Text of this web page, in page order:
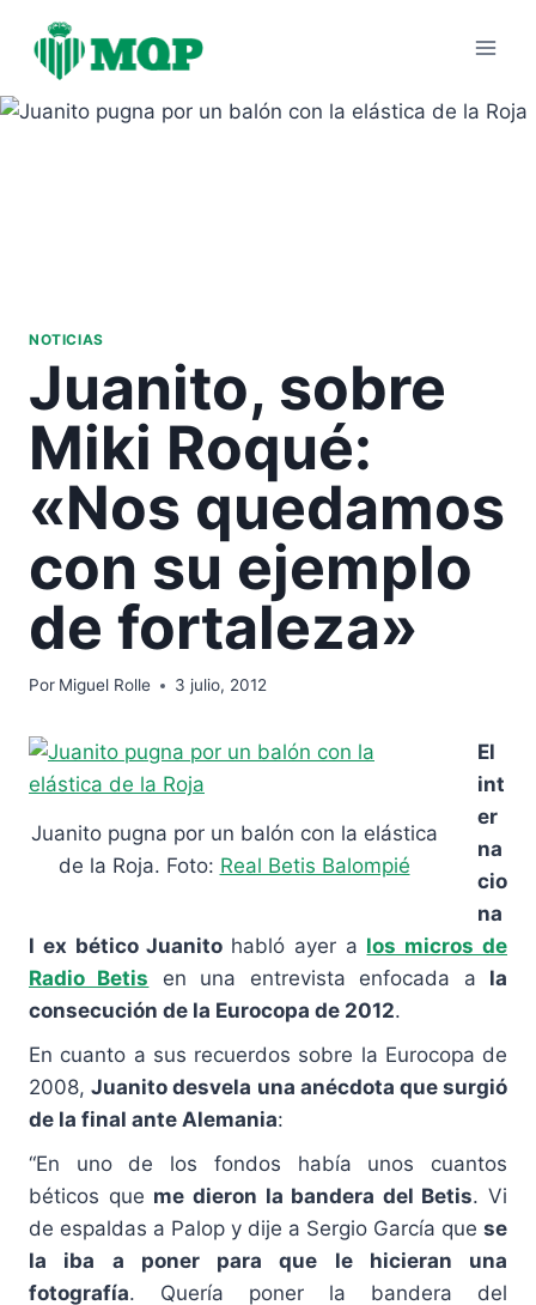
contenido
NOTICIAS
Juanito, sobre
Miki Roqué:
«Nos quedamos
con su ejemplo
de fortaleza»
Por Miguel Rolle 3 julio, 2012
Juanito pugna por un balón con la elástica
de la Roja. Foto: Real Betis Balompié
El
int
er
na
cio
na
l ex bético Juanito habló ayer a los micros de
Radio Betis en una entrevista enfocada a la
consecución de la Eurocopa de 2012.
En cuanto a sus recuerdos sobre la Eurocopa de
2008,Juanito desvela una anécdota que surgió
de la final ante Alemania:
“En uno de los fondos había unos cuantos
béticos que me dieron la bandera del Betis. Vi
de espaldas a Palop y dije a Sergio García que se
la iba a poner para que le hicieran una
fotografía. Quería poner la bandera del